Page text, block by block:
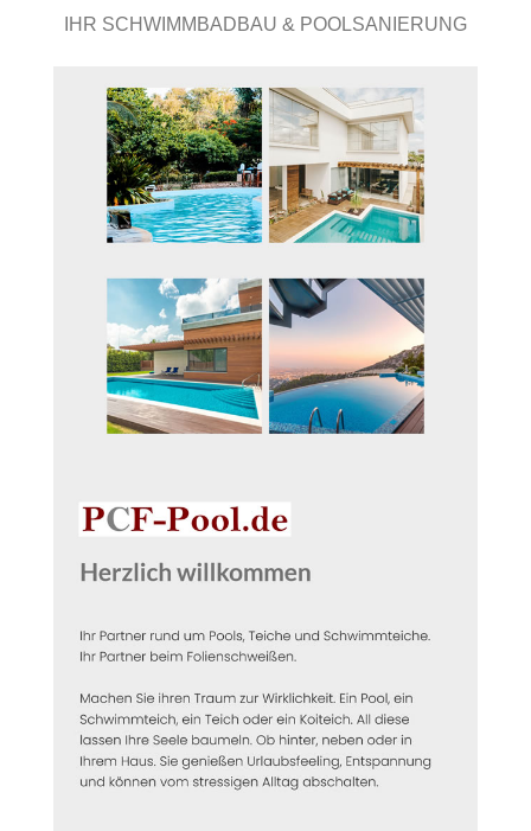
IHR SCHWIMMBADBAU & POOLSANIERUNG